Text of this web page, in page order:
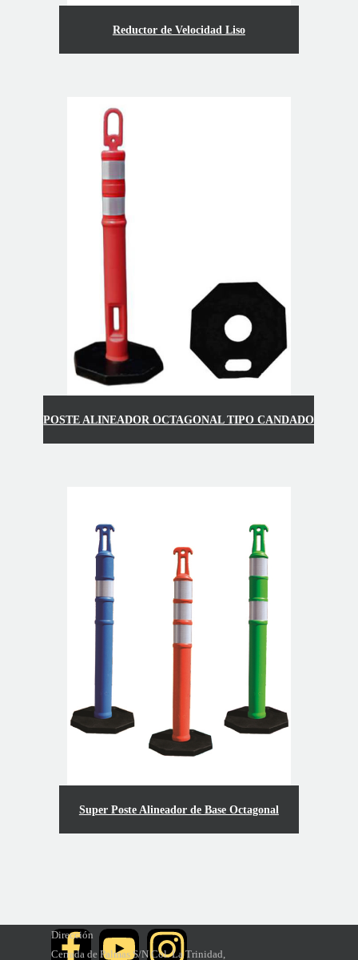
Reductor de Velocidad Liso
POSTE ALINEADOR OCTAGONAL TIPO CANDADO
Super Poste Alineador de Base Octagonal
Dirección
Cerrada de Palmas S/N Col. La Trinidad,